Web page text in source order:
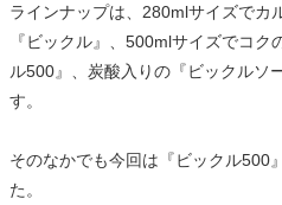
ラインナップは、280mlサイズでカ
『ビックル』、500mlサイズでコ
ル500』、炭酸入りの『ビックルソ
す。
そのなかでも今回は『ビックル500
た。